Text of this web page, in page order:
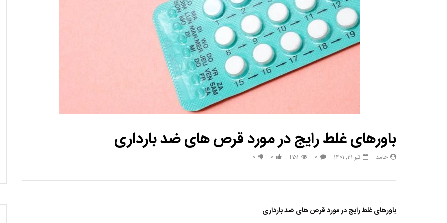
مصاحبه حسن یزدانی بعد از برنده شدن با تیلور حسن یزدانی دیوید تیلور
باورهای غلط رایج در مورد قرص های ضد بارداری
حامد تیر 21, 1401 0
451
0
0
باورهای غلط رایج در مورد قرص های ضد بارداری